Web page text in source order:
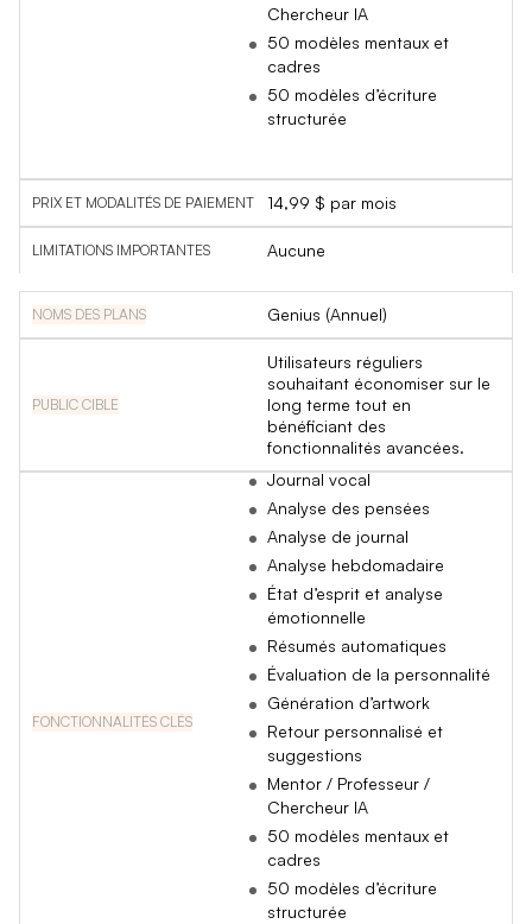
Chercheur IA
50 modèles mentaux et
cadres
50 modèles d’écriture
structurée
14,99 $ par mois
Aucune
Genius (Annuel)
Utilisateurs réguliers
souhaitant économiser sur le
long terme tout en
bénéficiant des
fonctionnalités avancées.
Journal vocal
Analyse des pensées
Analyse de journal
Analyse hebdomadaire
État d’esprit et analyse
émotionnelle
Résumés automatiques
Évaluation de la personnalité
Génération d’artwork
Retour personnalisé et
suggestions
Mentor / Professeur /
Chercheur IA
50 modèles mentaux et
cadres
50 modèles d’écriture
structurée